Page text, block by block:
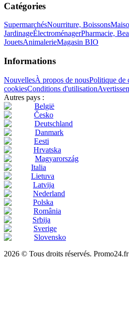
Catégories
SupermarchésNourriture, Boissons
JardinageÉlectroménagerPharmacie,
JouetsAnimalerieMagasin BIO
Informations
NouvellesÀ propos de nousPolitique de
cookiesConditions d'utilisation
Autres pays :
België
Česko
Deutschland
Danmark
Eesti
Hrvatska
Magyarország
Italia
Lietuva
Latvija
Nederland
Polska
România
Srbija
Sverige
Slovensko
2026 © Tous droits réservés. Promo24.fr